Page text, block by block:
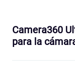
Camera360
para la